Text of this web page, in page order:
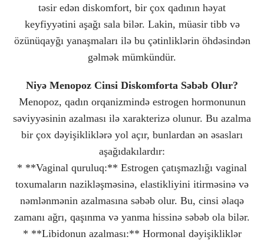
təsir edən diskomfort, bir çox qadının həyat
keyfiyyətini aşağı sala bilər. Lakin, müasir tibb və
özünüqayğı yanaşmaları ilə bu çətinliklərin öhdəsindən
gəlmək mümkündür.
Niyə Menopoz Cinsi Diskomforta Səbəb Olur?
Menopoz, qadın orqanizmində estrogen hormonunun
səviyyəsinin azalması ilə xarakterizə olunur. Bu azalma
bir çox dəyişikliklərə yol açır, bunlardan ən əsasları
aşağıdakılardır:
* **Vaginal quruluq:** Estrogen çatışmazlığı vaginal
toxumaların nazikləşməsinə, elastikliyini itirməsinə və
nəmlənmənin azalmasına səbəb olur. Bu, cinsi əlaqə
zamanı ağrı, qaşınma və yanma hissinə səbəb ola bilər.
* **Libidonun azalması:** Hormonal dəyişikliklər